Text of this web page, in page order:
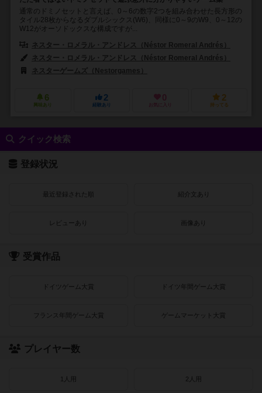
通常のドミノセットと言えば、0～6の数字2つを組み合わせた長方形の
タイル28枚からなるダブルシックス(W6)、同様に0～9のW9、0～12の
W12がオーソドックスな構成ですが...
ネスター・ロメラル・アンドレス（Néstor Romeral Andrés）
ネスター・ロメラル・アンドレス（Néstor Romeral Andrés）
ネスターゲームズ（Nestorgames）
6
興味あり
2
経験あり
0
お気に入り
2
持ってる
クイック検索
登録状況
最近登録された順 紹介文あり
レビューあり 画像あり
受賞作品
ドイツゲーム大賞 ドイツ年間ゲーム大賞
フランス年間ゲーム大賞 ゲームマーケット大賞
プレイヤー数
1人用 2人用